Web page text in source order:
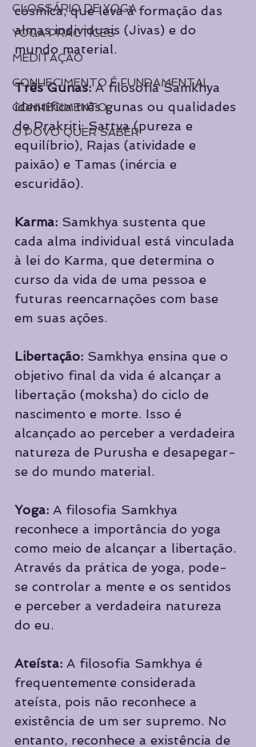
GLOSSÁRIO DE YOGA
YOGA PRACTICES
MEDITAÇÃO
CONHECIMENTO É FUNDAMENTAL
CONHECIMENTO
O POVO QUER SABER
cósmica, que leva à formação das
almas individuais (Jivas) e do
mundo material.
Três Gunas: A filosofia Samkhya
identifica três gunas ou qualidades
de Prakriti: Sattva (pureza e
equilíbrio), Rajas (atividade e
paixão) e Tamas (inércia e
escuridão).
Karma: Samkhya sustenta que
cada alma individual está vinculada
à lei do Karma, que determina o
curso da vida de uma pessoa e
futuras reencarnações com base
em suas ações.
Libertação: Samkhya ensina que o
objetivo final da vida é alcançar a
libertação (moksha) do ciclo de
nascimento e morte. Isso é
alcançado ao perceber a verdadeira
natureza de Purusha e desapegar-
se do mundo material.
Yoga: A filosofia Samkhya
reconhece a importância do yoga
como meio de alcançar a libertação.
Através da prática de yoga, pode-
se controlar a mente e os sentidos
e perceber a verdadeira natureza
do eu.
Ateísta: A filosofia Samkhya é
frequentemente considerada
ateísta, pois não reconhece a
existência de um ser supremo. No
entanto, reconhece a existência de